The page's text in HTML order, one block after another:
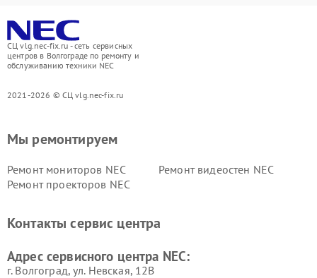
СЦ vlg.nec-fix.ru - сеть сервисных
центров в Волгограде по ремонту и
обслуживанию техники NEC
2021-2026 © СЦ vlg.nec-fix.ru
Мы ремонтируем
Ремонт мониторов NEC
Ремонт видеостен NEC
Ремонт проекторов NEC
Контакты сервис центра
Адрес сервисного центра NEC:
г. Волгоград, ул. Невская, 12В